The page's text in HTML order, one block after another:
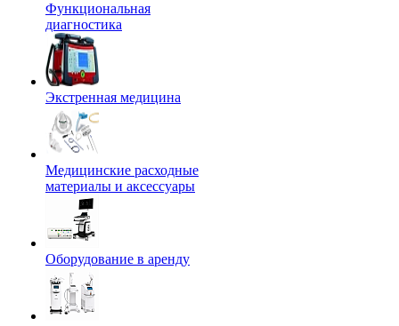
Функциональная
диагностика
Экстренная медицина
Медицинские расходные
материалы и аксессуары
Оборудование в аренду